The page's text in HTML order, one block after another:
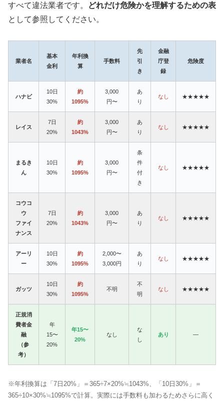
すべて違法業者です。
どれだけ危険かを理解するための表
として参照してください。
業者名
基本
金利
年利換
算
手数料
先
引
き
金融
庁登
録
危険度
ハナビ
10日
30%
約
1095%
3,000
円〜
あ
り
なし ★★★★★
レイス
7日
20%
約
1043%
3,000
円〜
あ
り
なし ★★★★★
まるき
ん
10日
30%
約
1095%
3,000
円〜
条
件
付
き
なし ★★★★★
コウコ
ウ
ファイ
ナンス
7日
20%
約
1043%
3,000
円〜
あ
り
なし ★★★★★
アーリ
ー
10日
30%
約
1095%
2,000〜
3,000円
あ
り
なし ★★★★★
ガッツ
10日
30%
約
1095%
不明
不
明
なし ★★★★★
正規消
費者金
融
（参
考）
年
15〜
20%
年15〜
20%
なし
な
し
あり —
※年利換算は「7日20%」＝365÷7×20%≒1043%、「10日30%」＝
365÷10×30%≒1095%で計算。実際には手数料も加わるためさらに高く